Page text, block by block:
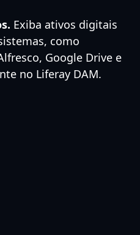
Exiba ativos digitais
como
Google Drive e
no Liferay DAM.